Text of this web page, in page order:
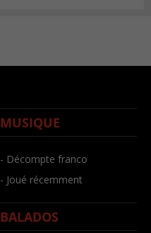
MUSIQUE
- Décompte franco
- Joué récemment
BALADOS